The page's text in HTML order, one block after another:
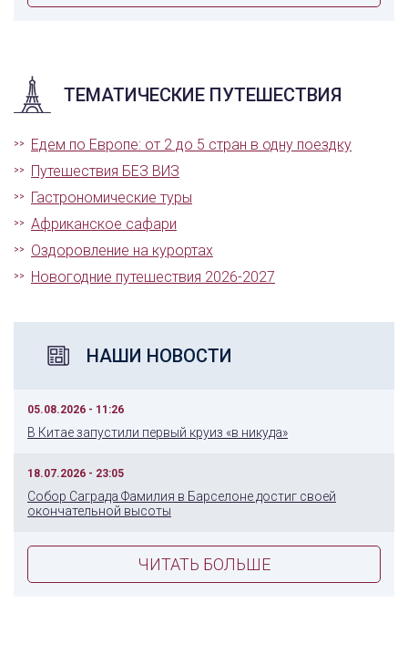
ТЕМАТИЧЕСКИЕ ПУТЕШЕСТВИЯ
Едем по Европе: от 2 до 5 стран в одну поездку
Путешествия БЕЗ ВИЗ
Гастрономические туры
Африканское сафари
Оздоровление на курортах
Новогодние путешествия 2026-2027
НАШИ НОВОСТИ
05.08.2026 - 11:26
В Китае запустили первый круиз «в никуда»
18.07.2026 - 23:05
Собор Саграда Фамилия в Барселоне достиг своей
окончательной высоты
ЧИТАТЬ БОЛЬШЕ